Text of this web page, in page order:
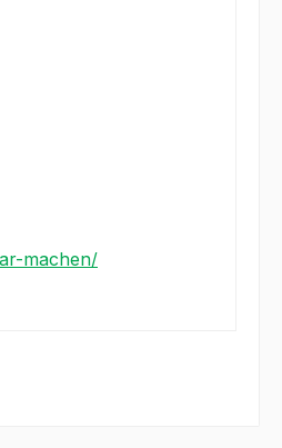
machen/